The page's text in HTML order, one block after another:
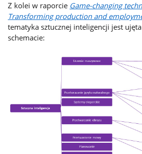
Z kolei w raporcie Game-changing
Transforming production and
tematyka sztucznej inteligencji jest
schemacie: